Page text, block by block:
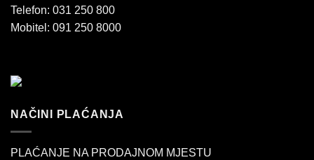
Telefon: 031 250 800
Mobitel: 091 250 8000
NAČINI PLAĆANJA
PLAĆANJE NA PRODAJNOM MJESTU